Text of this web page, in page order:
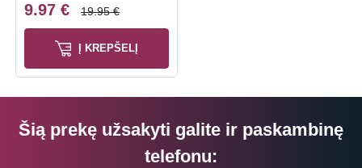
9.97 € 19.95 €
Į KREPŠELĮ
Šią prekę užsakyti galite ir paskambinę
telefonu: